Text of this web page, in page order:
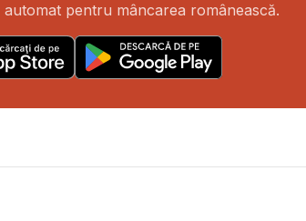
pentru mâncarea românească.